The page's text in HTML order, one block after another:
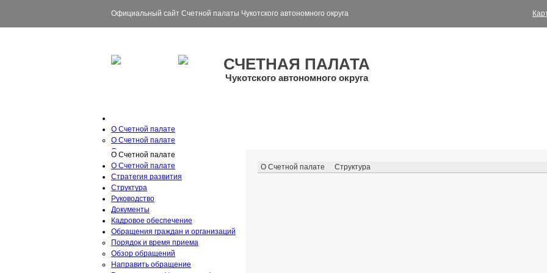
Официальный сайт Счетной палаты Чукотского автономного округа
СЧЕТНАЯ ПАЛАТА
Чукотского автономного округа
О Счетной палате
О Счетной палате
Стратегия развития
Структура
Руководство
Документы
Кадровое обеспечение
Обращения граждан и организаций
Порядок и время приема
Обзор обращений
Направить обращение
Бухгалтерская (финансовая) отчетность
Закупки
О Счетной палате
О Счетной палате
Стратегия развития
Структура
Руководство
Документы
Кадровое обеспечение
Обращения граждан и организаций
Порядок и время приема
Обзор обращений
Направить обращение
О Счетной палате Структура